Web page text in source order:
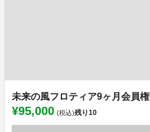
未来の風フロティア9ヶ月会員権
¥95,000 (税込)残り10